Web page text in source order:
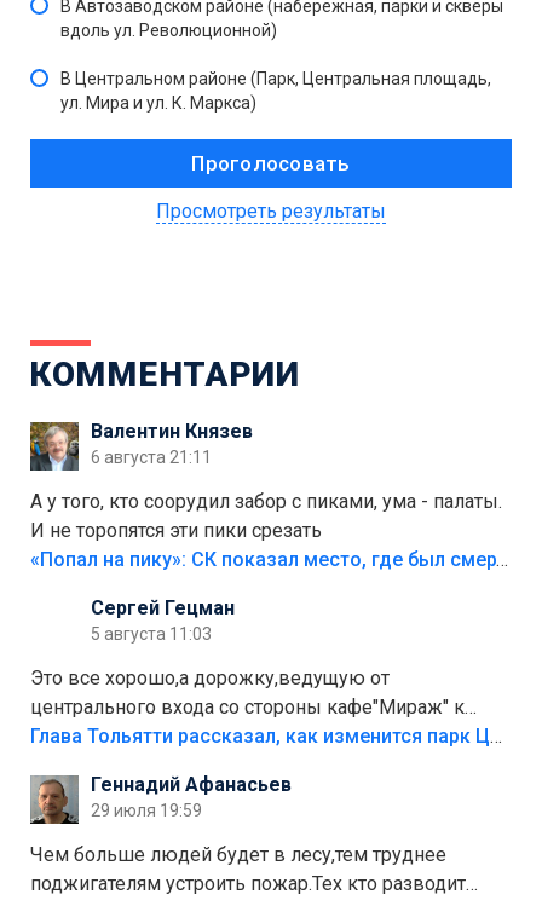
В Автозаводском районе (набережная, парки и скверы
вдоль ул. Революционной)
В Центральном районе (Парк, Центральная площадь,
ул. Мира и ул. К. Маркса)
Просмотреть результаты
КОММЕНТАРИИ
Валентин Князев
6 августа 21:11
А у того, кто соорудил забор с пиками, ума - палаты.
И не торопятся эти пики срезать
«Попал на пику»: СК показал место, где был смертельно травмирован ребенок в Тольятти
Сергей Гецман
5 августа 11:03
Это все хорошо,а дорожку,ведущую от
центрального входа со стороны кафе"Мираж" к
аттракционам слабо доделать?А то бордюры
лежала в парке и испортилась.Да еще,видимо,часть
украли.
Глава Тольятти рассказал, как изменится парк Центрального района
Геннадий Афанасьев
29 июля 19:59
Чем больше людей будет в лесу,тем труднее
поджигателям устроить пожар.Тех кто разводит